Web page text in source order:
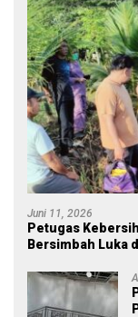
Juni 11, 2026
Petugas
Bersimbah Luka